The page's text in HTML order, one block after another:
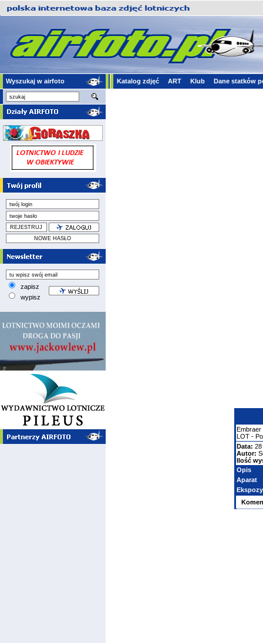
Wyszukaj w airfoto Katalog zdjęć ART Klub Dane statków
zapisz
wypisz
Embraer
LOT -
Data:
Autor:
Ilość
Opis
Aparat